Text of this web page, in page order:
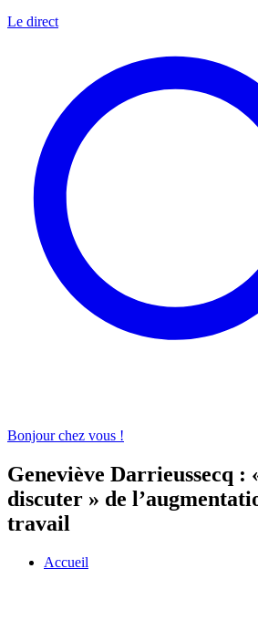
Le direct
Bonjour chez vous !
Geneviève Darrieussecq :
discuter » de
travail
Accueil